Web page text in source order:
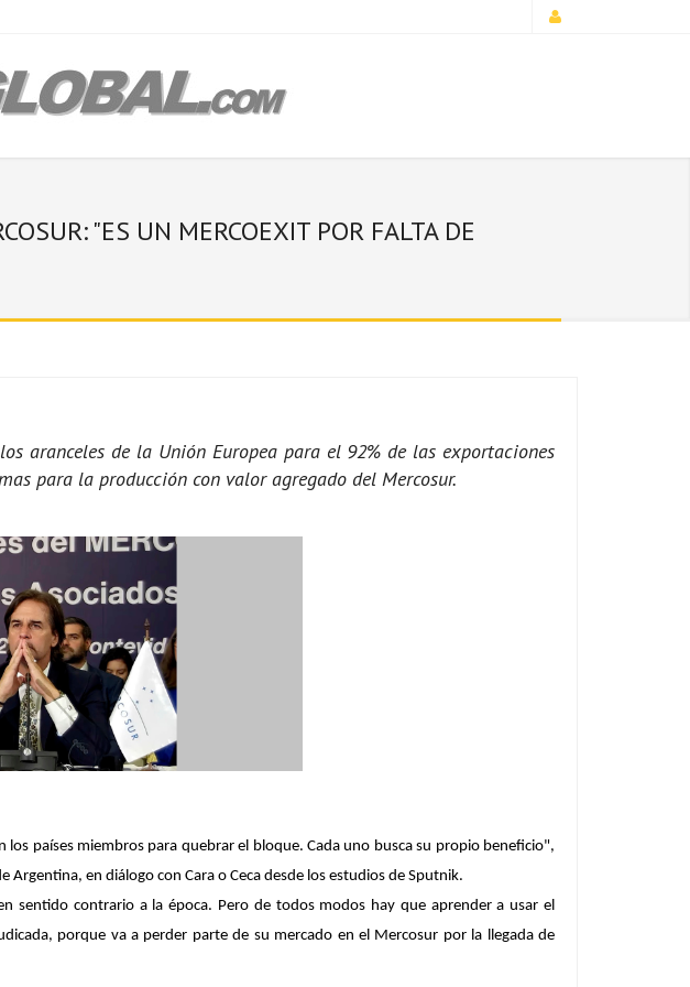
"ES UN MERCOEXIT POR FALTA DE
aranceles de la Unión Europea para el 92% de las exportaciones
para la producción con valor agregado del Mercosur.
los países miembros para quebrar el bloque. Cada uno buscasu propio beneficio",
Argentina, en diálogo con Cara o Ceca desde los estudios de Sputnik.
sentido contrario a la época. Pero de todos modos hay que aprender a usar el
porque va a perder parte de su mercado en el Mercosur por la llegada de